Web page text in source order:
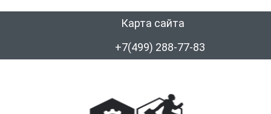
Карта сайта
+7(499) 288-77-83